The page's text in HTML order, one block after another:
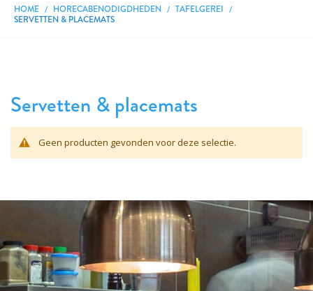
HOME HORECABENODIGDHEDEN
TAFELGEREI
SERVETTEN & PLACEMATS
Servetten & placemats
Geen producten gevonden voor deze selectie.